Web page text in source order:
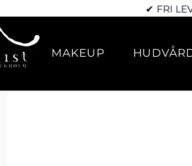
✔ FRI
MAKEUP